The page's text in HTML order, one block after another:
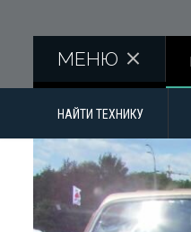
МЕНЮ
НАЙТИ ТЕХНИКУ